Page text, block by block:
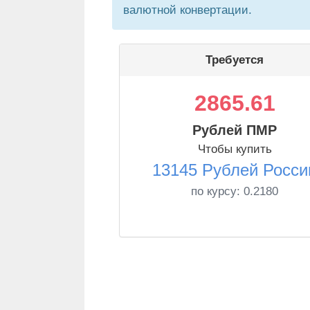
валютной конвертации.
Требуется
2865.61
Рублей ПМР
Чтобы купить
13145 Рублей
по курсу: 0.2180